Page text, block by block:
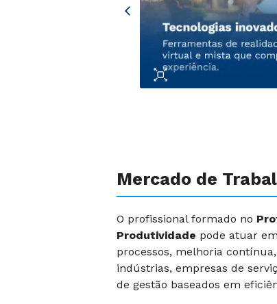
Mercado de
O profissional formado no
Produtividade pode atuar
processos, melhoria
indústrias, empresas de
de gestão baseados em